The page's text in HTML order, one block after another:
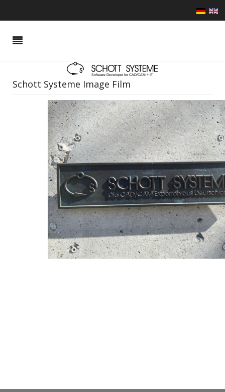
Schott Systeme Image Film